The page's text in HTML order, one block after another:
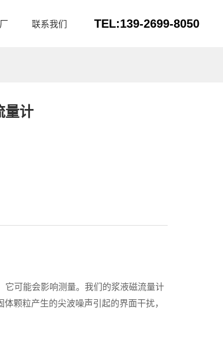
联系我们 TEL:139-2699-8050
量计
可能会影响测量。我们的浆液磁流量计
颗粒产生的尖波噪声引起的界面干扰，